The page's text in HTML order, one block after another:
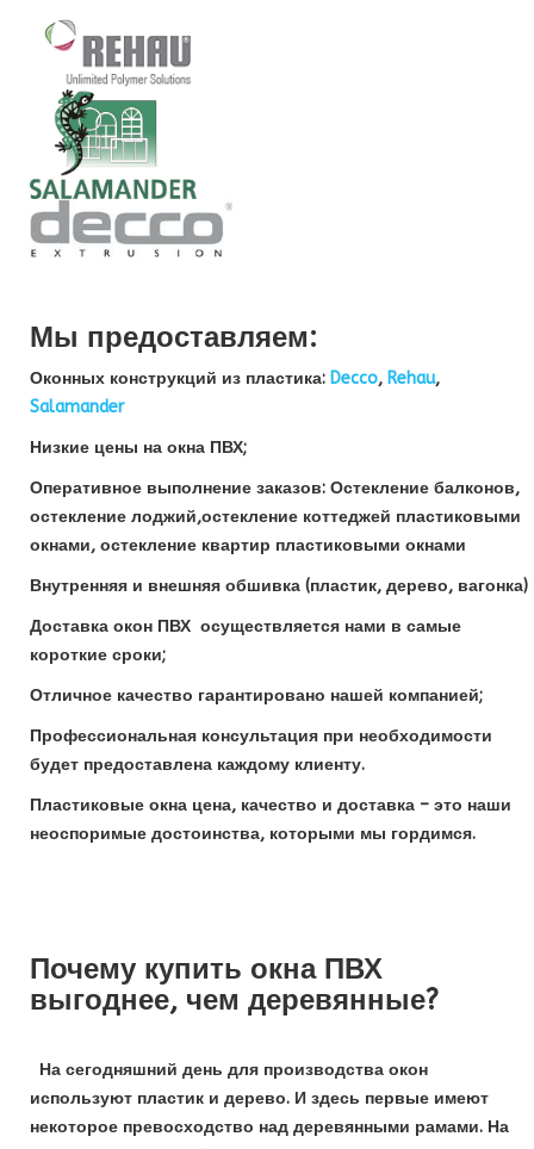
Мы предоставляем:
Оконных конструкций из пластика: Decco, Rehau,
Salamander
Низкие цены на окна ПВХ;
Оперативное выполнение заказов: Остекление балконов,
остекление лоджий,остекление коттеджей пластиковыми
окнами, остекление квартир пластиковыми окнами
Внутренняя и внешняя обшивка (пластик, дерево, вагонка)
Доставка окон ПВХ осуществляется нами в самые
короткие сроки;
Отличное качество гарантировано нашей компанией;
Профессиональная консультация при необходимости
будет предоставлена каждому клиенту.
Пластиковые окна цена, качество и доставка – это наши
неоспоримые достоинства, которыми мы гордимся.
Почему купить окна ПВХ
выгоднее, чем деревянные?
На сегодняшний день для производства окон
используют пластик и дерево. И здесь первые имеют
некоторое превосходство над деревянными рамами. На